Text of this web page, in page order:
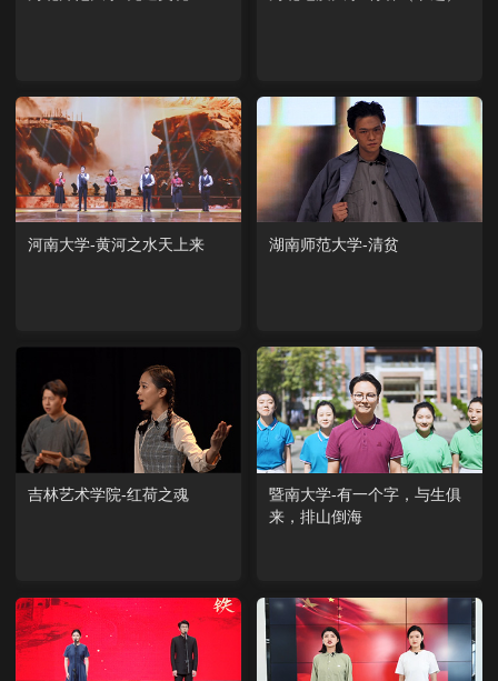
河南大学-黄河之水天上来 湖南师范大学-清贫
吉林艺术学院-红荷之魂
暨南大学-有一个字，与生俱
来，排山倒海